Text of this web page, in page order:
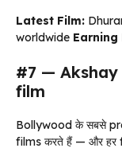
Latest Film:
worldwide Earning
#7 — Akshay
film
Bollywood के सबसे
films करते हैं — और हर